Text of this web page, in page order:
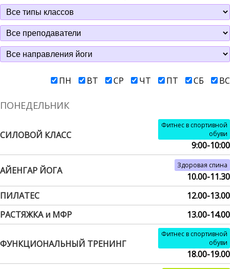
ПН ВТ СР ЧТ ПТ СБ ВС
ПОНЕДЕЛЬНИК
СИЛОВОЙ КЛАСС
Фитнес в спортивной
обуви
9:00-10:00
АЙЕНГАР ЙОГА Здоровая спина
10.00-11.30
ПИЛАТЕС
12.00-13.00
РАСТЯЖКА и МФР
13.00-14.00
ФУНКЦИОНАЛЬНЫЙ ТРЕНИНГ
Фитнес в спортивной
обуви
18.00-19.00